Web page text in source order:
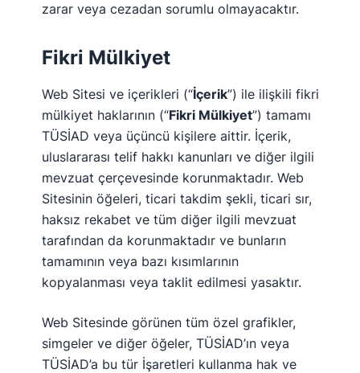
zarar veya cezadan sorumlu olmayacaktır.
Fikri Mülkiyet
Web Sitesi ve içerikleri (“İçerik”) ile ilişkili fikri
mülkiyet haklarının (“Fikri Mülkiyet”) tamamı
TÜSİAD veya üçüncü kişilere aittir. İçerik,
uluslararası telif hakkı kanunları ve diğer ilgili
mevzuat çerçevesinde korunmaktadır. Web
Sitesinin öğeleri, ticari takdim şekli, ticari sır,
haksız rekabet ve tüm diğer ilgili mevzuat
tarafından da korunmaktadır ve bunların
tamamının veya bazı kısımlarının
kopyalanması veya taklit edilmesi yasaktır.
Web Sitesinde görünen tüm özel grafikler,
simgeler ve diğer öğeler, TÜSİAD’ın veya
TÜSİAD’a bu tür İşaretleri kullanma hak ve